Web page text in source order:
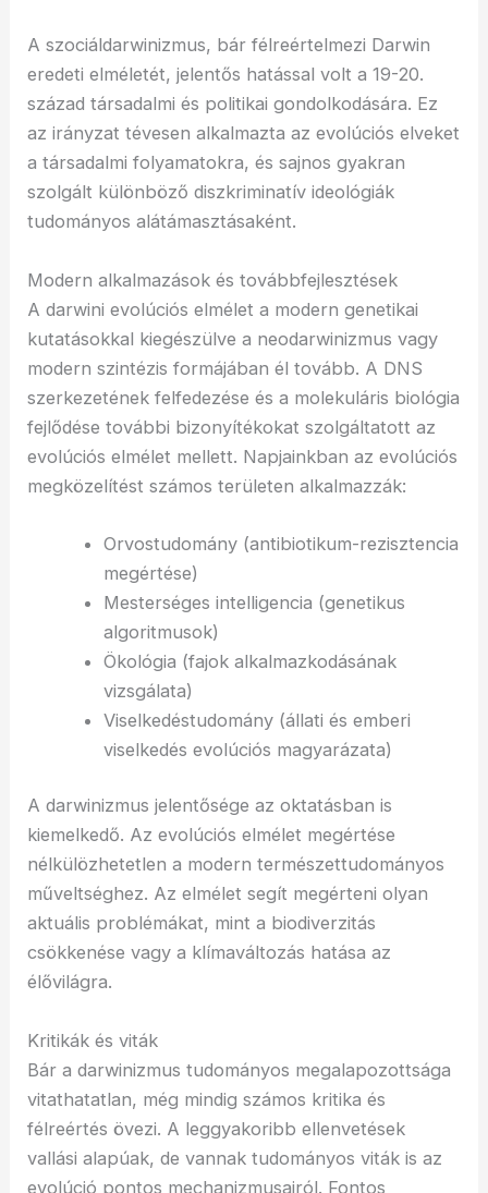
A szociáldarwinizmus, bár félreértelmezi Darwin
eredeti elméletét, jelentős hatással volt a 19-20.
század társadalmi és politikai gondolkodására. Ez
az irányzat tévesen alkalmazta az evolúciós elveket
a társadalmi folyamatokra, és sajnos gyakran
szolgált különböző diszkriminatív ideológiák
tudományos alátámasztásaként.
Modern alkalmazások és továbbfejlesztések
A darwini evolúciós elmélet a modern genetikai
kutatásokkal kiegészülve a neodarwinizmus vagy
modern szintézis formájában él tovább. A DNS
szerkezetének felfedezése és a molekuláris biológia
fejlődése további bizonyítékokat szolgáltatott az
evolúciós elmélet mellett. Napjainkban az evolúciós
megközelítést számos területen alkalmazzák:
Orvostudomány (antibiotikum-rezisztencia
megértése)
Mesterséges intelligencia (genetikus
algoritmusok)
Ökológia (fajok alkalmazkodásának
vizsgálata)
Viselkedéstudomány (állati és emberi
viselkedés evolúciós magyarázata)
A darwinizmus jelentősége az oktatásban is
kiemelkedő. Az evolúciós elmélet megértése
nélkülözhetetlen a modern természettudományos
műveltséghez. Az elmélet segít megérteni olyan
aktuális problémákat, mint a biodiverzitás
csökkenése vagy a klímaváltozás hatása az
élővilágra.
Kritikák és viták
Bár a darwinizmus tudományos megalapozottsága
vitathatatlan, még mindig számos kritika és
félreértés övezi. A leggyakoribb ellenvetések
vallási alapúak, de vannak tudományos viták is az
evolúció pontos mechanizmusairól. Fontos